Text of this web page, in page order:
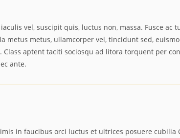
vel, suscipit quis, luctus non, massa. Fusce ac
metus metus, ullamcorper vel, tincidunt sed,
Class aptent taciti sociosqu ad litora torquent per
ante.
in faucibus orci luctus et ultrices posuere cubilia